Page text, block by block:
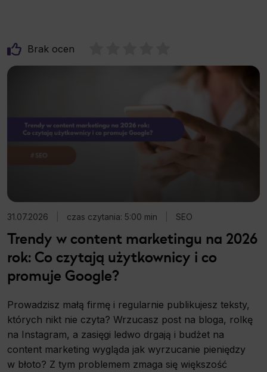
Brak ocen
31.07.2026 czas czytania: 5:00 min SEO
Trendy w content marketingu na 2026
rok: Co czytają użytkownicy i co
promuje Google?
Prowadzisz małą firmę i regularnie publikujesz teksty,
których nikt nie czyta? Wrzucasz post na bloga, rolkę
na Instagram, a zasięgi ledwo drgają i budżet na
content marketing wygląda jak wyrzucanie pieniędzy
w błoto? Z tym problemem zmaga się większość